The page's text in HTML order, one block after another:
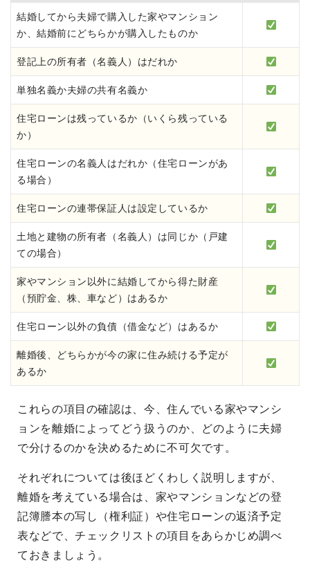
結婚してから夫婦で購入した家やマンション
か、結婚前にどちらかが購入したものか
登記上の所有者（名義人）はだれか
単独名義か夫婦の共有名義か
住宅ローンは残っているか（いくら残っている
か）
住宅ローンの名義人はだれか（住宅ローンがあ
る場合）
住宅ローンの連帯保証人は設定しているか
土地と建物の所有者（名義人）は同じか（戸建
ての場合）
家やマンション以外に結婚してから得た財産
（預貯金、株、車など）はあるか
住宅ローン以外の負債（借金など）はあるか
離婚後、どちらかが今の家に住み続ける予定が
あるか
これらの項目の確認は、今、住んでいる家やマンシ
ョンを離婚によってどう扱うのか、どのように夫婦
で分けるのかを決めるために不可欠です。
それぞれについては後ほどくわしく説明しますが、
離婚を考えている場合は、家やマンションなどの登
記簿謄本の写し（権利証）や住宅ローンの返済予定
表などで、チェックリストの項目をあらかじめ調べ
ておきましょう。